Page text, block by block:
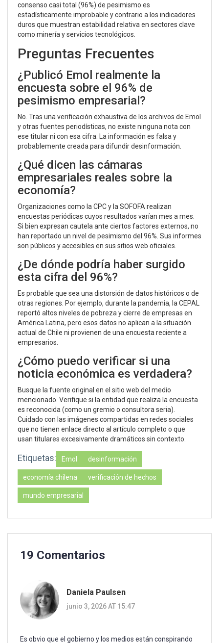
consenso casi total (96%) de pesimismo es
estadísticamente improbable y contrario a los indicadores
duros que muestran estabilidad relativa en sectores clave
como minería y servicios tecnológicos.
Preguntas Frecuentes
¿Publicó Emol realmente la
encuesta sobre el 96% de
pesimismo empresarial?
No. Tras una verificación exhaustiva de los archivos de Emol
y otras fuentes periodísticas, no existe ninguna nota con
ese titular ni con esa cifra. La información es falsa y
probablemente creada para difundir desinformación.
¿Qué dicen las cámaras
empresariales reales sobre la
economía?
Organizaciones como la CPC y la SOFOFA realizan
encuestas periódicas cuyos resultados varían mes a mes.
Si bien expresan cautela ante ciertos factores externos, no
han reportado un nivel de pesimismo del 96%. Sus informes
son públicos y accesibles en sus sitios web oficiales.
¿De dónde podría haber surgido
esta cifra del 96%?
Es probable que sea una distorsión de datos históricos o de
otras regiones. Por ejemplo, durante la pandemia, la CEPAL
reportó altos niveles de pobreza y cierre de empresas en
América Latina, pero esos datos no aplican a la situación
actual de Chile ni provienen de una encuesta reciente a
empresarios.
¿Cómo puedo verificar si una
noticia económica es verdadera?
Busque la fuente original en el sitio web del medio
mencionado. Verifique si la entidad que realiza la encuesta
es reconocida (como un gremio o consultora seria).
Cuidado con las imágenes compartidas en redes sociales
que no tienen enlace directo al artículo completo o que
usan titulares excesivamente dramáticos sin contexto.
Etiquetas: Emol desinformación
economía chilena verificación de hechos
mundo empresarial
19 Comentarios
Daniela Paulsen
junio 3, 2026 AT 15:47
Es obvio que el gobierno y los medios están conspirando